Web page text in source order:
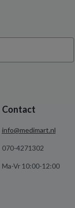
Contact
info@medimart.nl
070-4271302
Ma-Vr 10:00-12:00